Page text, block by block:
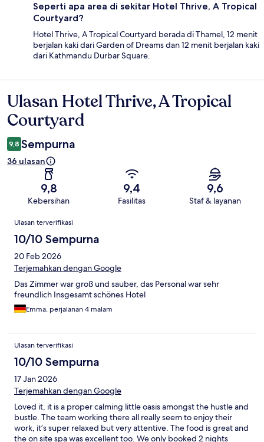
Seperti apa area di sekitar Hotel Thrive, A Tropical
Courtyard?
Hotel Thrive, A Tropical Courtyard berada di Thamel, 12 menit
berjalan kaki dari Garden of Dreams dan 12 menit berjalan kaki
dari Kathmandu Durbar Square.
Ulasan
Ulasan Hotel Thrive, A Tropical
Courtyard
9,8 Sempurna
36 ulasan
9,8
Kebersihan
9,4
Fasilitas
9,6
Staf & layanan
Ulasan
Ulasan terverifikasi
10/10 Sempurna
20 Feb 2026
Terjemahkan dengan Google
Das Zimmer war groß und sauber, das Personal war sehr
freundlich Insgesamt schönes Hotel
Emma, perjalanan 4 malam
Ulasan terverifikasi
10/10 Sempurna
17 Jan 2026
Terjemahkan dengan Google
Loved it, it is a proper calming little oasis amongst the hustle and
bustle. The team working there all really seem to enjoy their
work, it’s super relaxed but very attentive. The food is great and
the on site spa was excellent too. We only booked 2 nights